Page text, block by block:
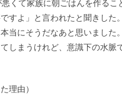
くて家族に朝ごはんを作るこ
すよ」と言われたと聞きした
当にそうだなあと思いました
しまうけれど、意識下の水脈
理由）